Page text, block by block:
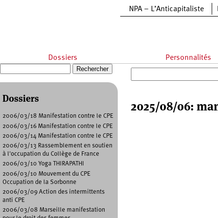
NPA – L’Anticapitaliste
Dossiers Personnalités
2025/08/06:
Formulaire de recherche
Dossiers
2006/03/18 Manifestation contre le CPE
2006/03/16 Manifestation contre le CPE
2006/03/14 Manifestation contre le CPE
2006/03/13 Rassemblement en soutien
à l'occupation du Collège de France
2006/03/10 Yoga THIRAPATHI
2006/03/10 Mouvement du CPE
Occupation de la Sorbonne
2006/03/09 Action des intermittents
anti CPE
2006/03/08 Marseille manifestation